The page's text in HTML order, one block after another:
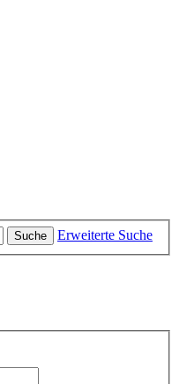
Suche
Erweiterte Suche